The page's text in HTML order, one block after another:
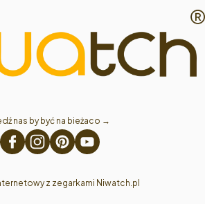
nas by być na bieżaco →
z zegarkami Niwatch.pl